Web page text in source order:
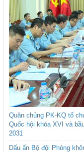
Quân chủng PK-KQ tổ
Quốc hội khóa XVI và
2031
Dấu ấn Bộ đội Phòng